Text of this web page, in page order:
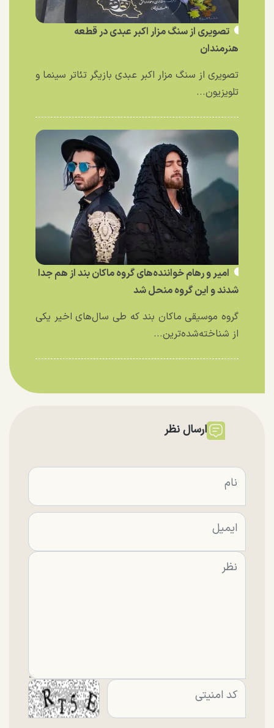
تصویری از سنگ مزار اکبر عبدی در قطعه
هنرمندان
تصویری از سنگ مزار اکبر عبدی بازیگر تئاتر سینما و
تلویزیون...
امیر و رهام خواننده‌های گروه ماکان بند از هم جدا
شدند و این گروه منحل شد
گروه موسیقی ماکان بند که طی سال‌های اخیر یکی
از شناخته‌شده‌ترین...
ارسال نظر